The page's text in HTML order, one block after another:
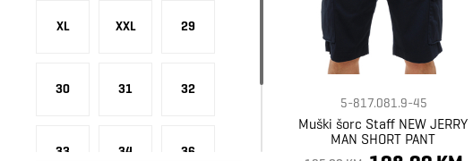
XL XXL 29
30 31 32
33 34 36
5-817.081.9-45
Muški šorc Staff NEW JERRY
MAN SHORT PANT